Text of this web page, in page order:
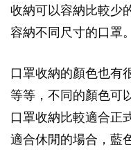
收納可以容納比較少
容納不同尺寸的口罩。
口罩收納的顏色也有
等等，不同的顏色可
口罩收納比較適合正
適合休閒的場合，藍